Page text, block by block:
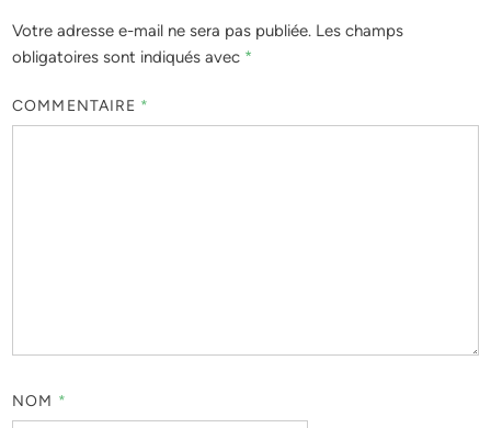
Votre adresse e-mail ne sera pas publiée. Les champs
obligatoires sont indiqués avec *
COMMENTAIRE *
NOM *